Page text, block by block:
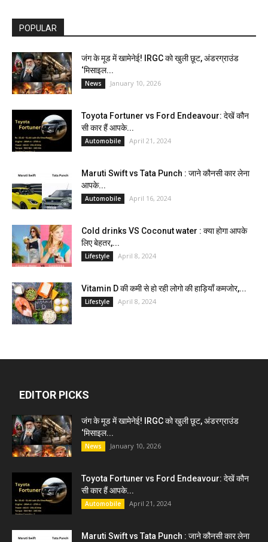
POPULAR
जंग के मूड में खामेनेई! IRGC को खुली छूट, अंडरग्राउंड
‘मिसाइल...
News January 10, 2026
Toyota Fortuner vs Ford Endeavour: देखें कौन
सी कार हैं आपके...
Automobile April 21, 2024
Maruti Swift vs Tata Punch : जाने कौनसी कार लेना
आपके...
Automobile April 16, 2024
Cold drinks VS Coconut water : क्या होगा आपके
लिए बेहतर,...
Lifestyle April 8, 2024
Vitamin D की कमी से हो रही लोगो की हाड़ियाँ कमजोर,...
Lifestyle April 8, 2024
EDITOR PICKS
जंग के मूड में खामेनेई! IRGC को खुली छूट, अंडरग्राउंड
‘मिसाइल...
News January 10, 2026
Toyota Fortuner vs Ford Endeavour: देखें कौन
सी कार हैं आपके...
Automobile April 21, 2024
Maruti Swift vs Tata Punch : जाने कौनसी कार लेना